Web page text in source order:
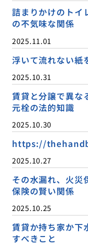
詰まりかけのトイ
の不気味な関係
2025.11.01
浮いて流れない紙
2025.10.31
賃貸と分譲で異な
元栓の法的知識
2025.10.30
https://
2025.10.27
その水漏れ、火災
保険の賢い関係
2025.10.25
賃貸か持ち家か下
すべきこと